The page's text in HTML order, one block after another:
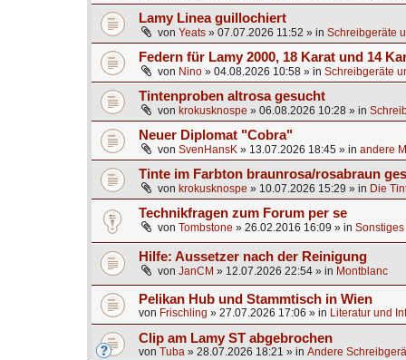
Lamy Linea guillochiert
von Yeats » 07.07.2026 11:52 » in Schreibgeräte
Federn für Lamy 2000, 18 Karat und 14
von Nino » 04.08.2026 10:58 » in Schreibgeräte
Tintenproben altrosa gesucht
von krokusknospe » 06.08.2026 10:28 » in
Neuer Diplomat "Cobra"
von SvenHansK » 13.07.2026 18:45 » in andere
Tinte im Farbton braunrosa/rosabraun
von krokusknospe » 10.07.2026 15:29 » in Die
Technikfragen zum Forum per se
von Tombstone » 26.02.2016 16:09 » in Sonstiges
Hilfe: Aussetzer nach der Reinigung
von JanCM » 12.07.2026 22:54 » in Montblanc
Pelikan Hub und Stammtisch in Wien
von Frischling » 27.07.2026 17:06 » in Literatur und
Clip am Lamy ST abgebrochen
von Tuba » 28.07.2026 18:21 » in Andere